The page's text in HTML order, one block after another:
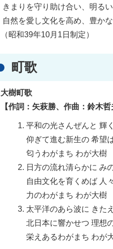
きまりを守り助け合い、明る
自然を愛し文化を高め、豊か
（昭和39年10月1日制定）
町歌
大樹町歌
【作詞：矢萩勝、作曲：鈴木哲
平和の光さんぜんと 輝
仰ぎて進む新生の 希望
匂うわがまち わが大樹
日方の流れ清らかに み
自由文化を育くめば 人
力のわがまち わが大樹
太平洋のあら波に きた
北日本に響かせつ 理想
栄えあるわがまち わが